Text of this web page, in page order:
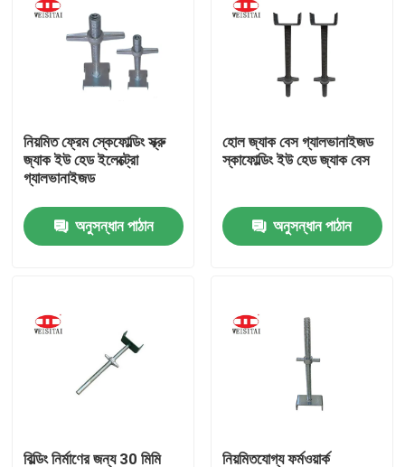
আমাদের সম্পর্কে
মান নিয়ন্ত্রণ
যোগাযোগ করুন
ইস্পাত ভারা পার্টস
ফ্রেম ভারা পার্টস
নিয়মিত ফ্রেম স্কেফোল্ডিং স্ক্রু
জ্যাক ইউ হেড ইলেক্ট্রো
গ্যালভানাইজড
অনুসন্ধান পাঠান
হোল জ্যাক বেস গ্যালভানাইজড
স্কাফোল্ডিং ইউ হেড জ্যাক বেস
অনুসন্ধান পাঠান
বিল্ডিং নির্মাণের জন্য 30 মিমি নিয়মিতযোগ্য ফর্মওয়ার্ক